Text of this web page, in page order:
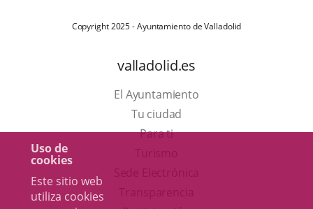
Uso de
cookies
Este sitio web
utiliza cookies
Copyright 2025 - Ayuntamiento de Valladolid
valladolid.es
El Ayuntamiento
Tu ciudad
Para ti